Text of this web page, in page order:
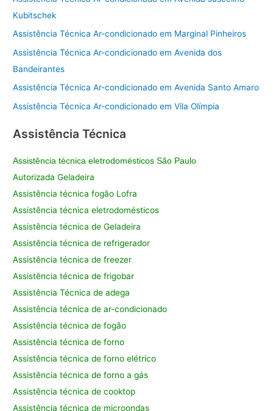
Kubitschek
Assistência Técnica Ar-condicionado em Marginal Pinheiros
Assistência Técnica Ar-condicionado em Avenida dos
Bandeirantes
Assistência Técnica Ar-condicionado em Avenida Santo Amaro
Assistência Técnica Ar-condicionado em Vila Olímpia
Assistência Técnica
Assistência técnica eletrodomésticos São Paulo
Autorizada Geladeira
Assistência técnica fogão Lofra
Assistência técnica eletrodomésticos
Assistência técnica de Geladeira
Assistência técnica de refrigerador
Assistência técnica de freezer
Assistência técnica de frigobar
Assistência Técnica de adega
Assistência técnica de ar-condicionado
Assistência técnica de fogão
Assistência técnica de forno
Assistência técnica de forno elétrico
Assistência técnica de forno a gás
Assistência técnica de cooktop
Assistência técnica de microondas